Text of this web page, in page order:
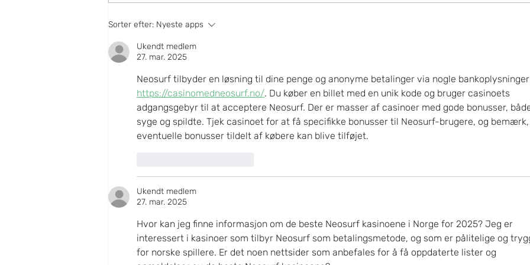
FRIVILLIGE I SKANDERBORG
NU ER DET SLUT
Sorter efter: Nyeste apps
Ukendt medlem
27. mar. 2025
Neosurf tilbyder en løsning til dine penge og anonyme betalinger via nogle
https://casinomedneosurf.no/. Du køber en billet med en unik kode og bruger casinoets
adgangsgebyr til at acceptere Neosurf. Der er masser af casinoer med gode bonusser,
syge og spildte. Tjek casinoet for at få specifikke bonusser til Neosurf-brugere, og
eventuelle bonusser tildelt af købere kan blive tilføjet.
Ukendt medlem
27. mar. 2025
Hvor kan jeg finne informasjon om de beste Neosurf kasinoene i Norge for 2025? Jeg er
interessert i kasinoer som tilbyr Neosurf som betalingsmetode, og som er pålitelige og
for norske spillere. Er det noen nettsider som anbefales for å få oppdaterte lister og